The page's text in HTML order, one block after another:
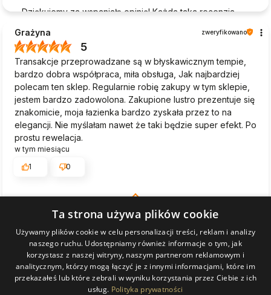
Dziękujemy za wspaniałą opinię! Każda taka recenzja
że lustro cieszy oko przez długie lata – do zobaczenia!
🪞
Bardzo dziękujemy! Staramy się, by każde zamówienie
trafiło do klienta w idealnym stanie i cieszymy się, że tym
razem się udało. Zapraszamy ponownie!
Grażyna zweryfikowano
5
Transakcje przeprowadzane są w błyskawicznym tempie,
bardzo dobra współpraca, miła obsługa, Jak najbardziej
polecam ten sklep. Regularnie robię zakupy w tym sklepie,
jestem bardzo zadowolona. Zakupione lustro prezentuje się
znakomicie, moja łazienka bardzo zyskała przez to na
elegancji. Nie myślałam nawet że taki będzie super efekt. Po
prostu rewelacja.
w tym miesiącu
1
0
KATARZYNA zweryfikowano
5
Paczka dobrze zabezpieczona, lustro zgodne z opisem.
Niestety tylko wysyłka trwała 2 tygodnie...
Ta strona używa plików cookie
Używamy plików cookie w celu personalizacji treści, reklam i analizy
naszego ruchu. Udostępniamy również informacje o tym, jak
korzystasz z naszej witryny, naszym partnerom reklamowym i
analitycznym, którzy mogą łączyć je z innymi informacjami, które im
przekazałeś lub które zebrali w wyniku korzystania przez Ciebie z ich
usług. Polityka prywatności